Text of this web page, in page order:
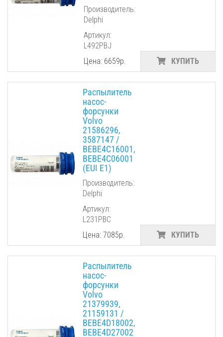
Производитель:
Delphi
Артикул:
L492PBJ
Цена: 6659р.
КУПИТЬ
Распылитель
насос-
форсунки
Volvo
21586296,
3587147 /
BEBE4C16001,
BEBE4C06001
(EUI E1)
Производитель:
Delphi
Артикул:
L231PBC
Цена: 7085р.
КУПИТЬ
Распылитель
насос-
форсунки
Volvo
21379939,
21159131 /
BEBE4D18002,
BEBE4D27002